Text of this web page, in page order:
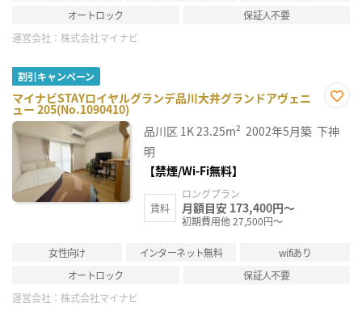
オートロック
保証人不要
運営会社： 株式会社マイナビ
割引キャンペーン
マイナビSTAYロイヤルグランデ品川大井グランドアヴェニ
ュー 205(No.1090410)
に入
り登
品川区 1K23.25m² 2002年5月築 下神
明
【禁煙/Wi-Fi無料】
賃料
ロングプラン
月額目安 173,400円～
初期費用他 27,500円～
女性向け インターネット無料
wifiあり
オートロック
保証人不要
運営会社： 株式会社マイナビ